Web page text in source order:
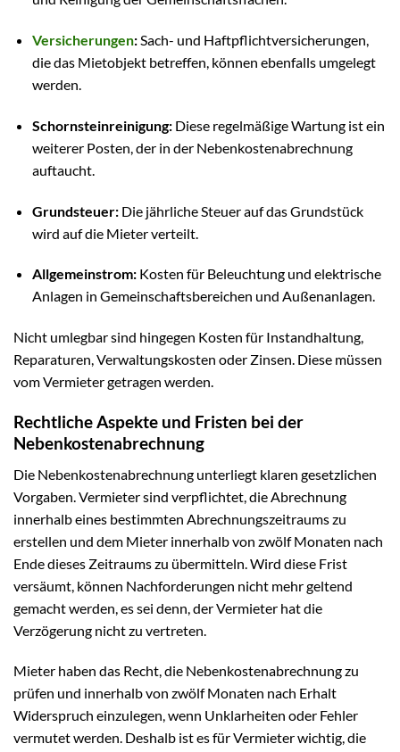
Versicherungen:Sach- und Haftpflichtversicherungen,
die das Mietobjekt betreffen, können ebenfalls umgelegt
werden.
Schornsteinreinigung:Diese regelmäßige Wartung ist ein
weiterer Posten, der in der Nebenkostenabrechnung
auftaucht.
Grundsteuer:Die jährliche Steuer auf das Grundstück
wird auf die Mieter verteilt.
Allgemeinstrom:Kosten für Beleuchtung und elektrische
Anlagen in Gemeinschaftsbereichen und Außenanlagen.
Nicht umlegbar sind hingegen Kosten für Instandhaltung,
Reparaturen, Verwaltungskosten oder Zinsen. Diese müssen
vom Vermieter getragen werden.
Rechtliche Aspekte und Fristen bei der
Nebenkostenabrechnung
Die Nebenkostenabrechnung unterliegt klaren gesetzlichen
Vorgaben. Vermieter sind verpflichtet, die Abrechnung
innerhalb eines bestimmten Abrechnungszeitraums zu
erstellen und dem Mieter innerhalb von zwölf Monaten nach
Ende dieses Zeitraums zu übermitteln. Wird diese Frist
versäumt, können Nachforderungen nicht mehr geltend
gemacht werden, es sei denn, der Vermieter hat die
Verzögerung nicht zu vertreten.
Mieter haben das Recht, die Nebenkostenabrechnung zu
prüfen und innerhalb von zwölf Monaten nach Erhalt
Widerspruch einzulegen, wenn Unklarheiten oder Fehler
vermutet werden. Deshalb ist es für Vermieter wichtig, die